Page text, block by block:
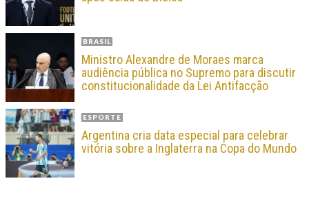
BRASIL
Ministro Alexandre de Moraes marca
audiência pública no Supremo para discutir
constitucionalidade da Lei Antifacção
ESPORTE
Argentina cria data especial para celebrar
vitória sobre a Inglaterra na Copa do Mundo